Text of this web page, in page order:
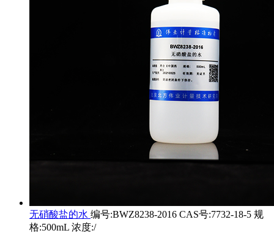
无硝酸盐的水 编号:BWZ8238-2016 CAS号:7732-18-5 规
格:500mL 浓度:/